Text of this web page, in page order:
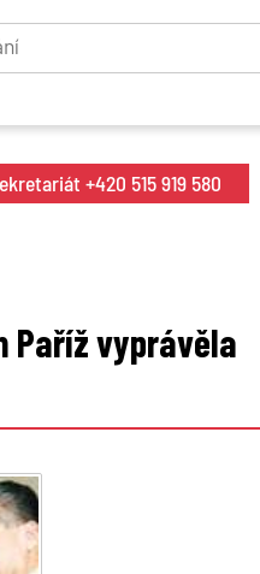
+420 515 919 580
Paříž vyprávěla